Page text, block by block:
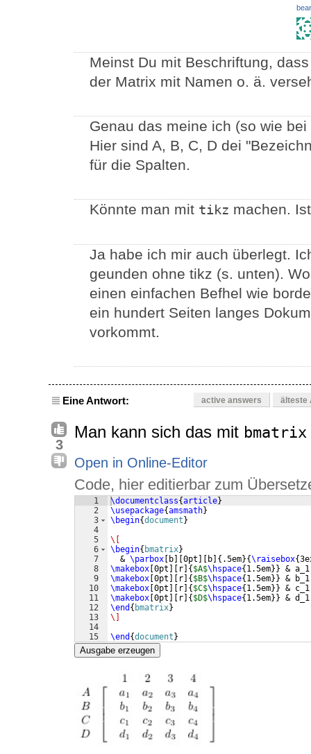
Meinst Du mit Beschriftung,
der Matrix mit Namen o. ä.
Genau das meine ich (so wie
Hier sind A, B, C, D dei
für die Spalten.
Könnte man mit tikz machen.
Ja habe ich mir auch überlegt.
geunden ohne tikz (s. unten).
einen einfachen Befhel wie
ein hundert Seiten langes
vorkommt.
Eine Antwort: active answers älteste
3
Man kann sich das mit bmatrix
Open in Online-Editor
Code, hier editierbar zum
1
2
3
4
5
6
7
8
9
10
11
12
13
14
15
\documentclass{article}
\usepackage{amsmath}
\begin{document }
\[
\begin{ bmatrix}
  &
\parbox b 0pt b { .5em}{\raisebox{
\makebox 0pt r { $A$\hspace{ 1.5em}} &
\makebox 0pt r { $B$\hspace{ 1.5em}} &
\makebox 0pt r { $C$\hspace{ 1.5em}} &
\makebox 0pt r { $D$\hspace{ 1.5em}} &
\end { bmatrix}
\]
\end {document }
Ausgabe erzeugen